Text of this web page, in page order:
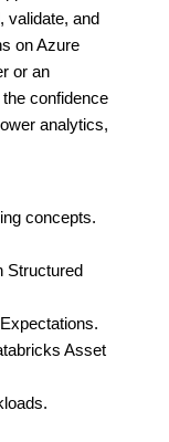
validate, and
on Azure
or an
confidence
analytics,
concepts.
Structured
Asset